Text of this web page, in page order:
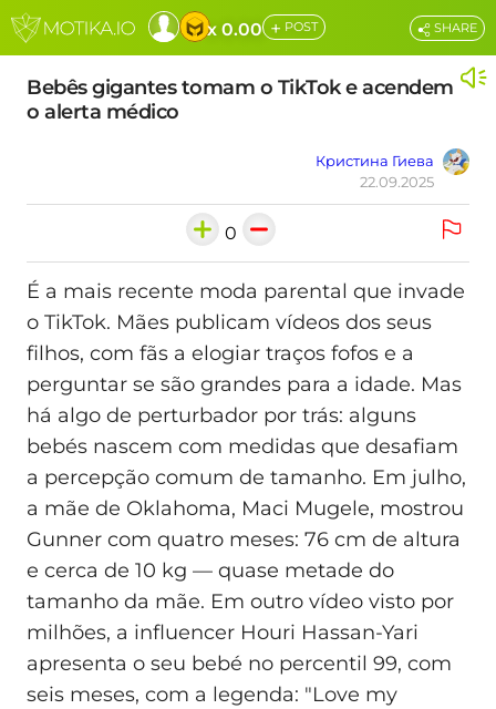
x 0.00 + POST
Bebês gigantes tomam o TikTok e acendem
o alerta médico
Кристина Гиева
22.09.2025
SHARE
0
É a mais recente moda parental que invade
o TikTok. Mães publicam vídeos dos seus
filhos, com fãs a elogiar traços fofos e a
perguntar se são grandes para a idade. Mas
há algo de perturbador por trás: alguns
bebés nascem com medidas que desafiam
a percepção comum de tamanho. Em julho,
a mãe de Oklahoma, Maci Mugele, mostrou
Gunner com quatro meses: 76 cm de altura
e cerca de 10 kg — quase metade do
tamanho da mãe. Em outro vídeo visto por
milhões, a influencer Houri Hassan‑Yari
apresenta o seu bebé no percentil 99, com
seis meses, com a legenda: "Love my